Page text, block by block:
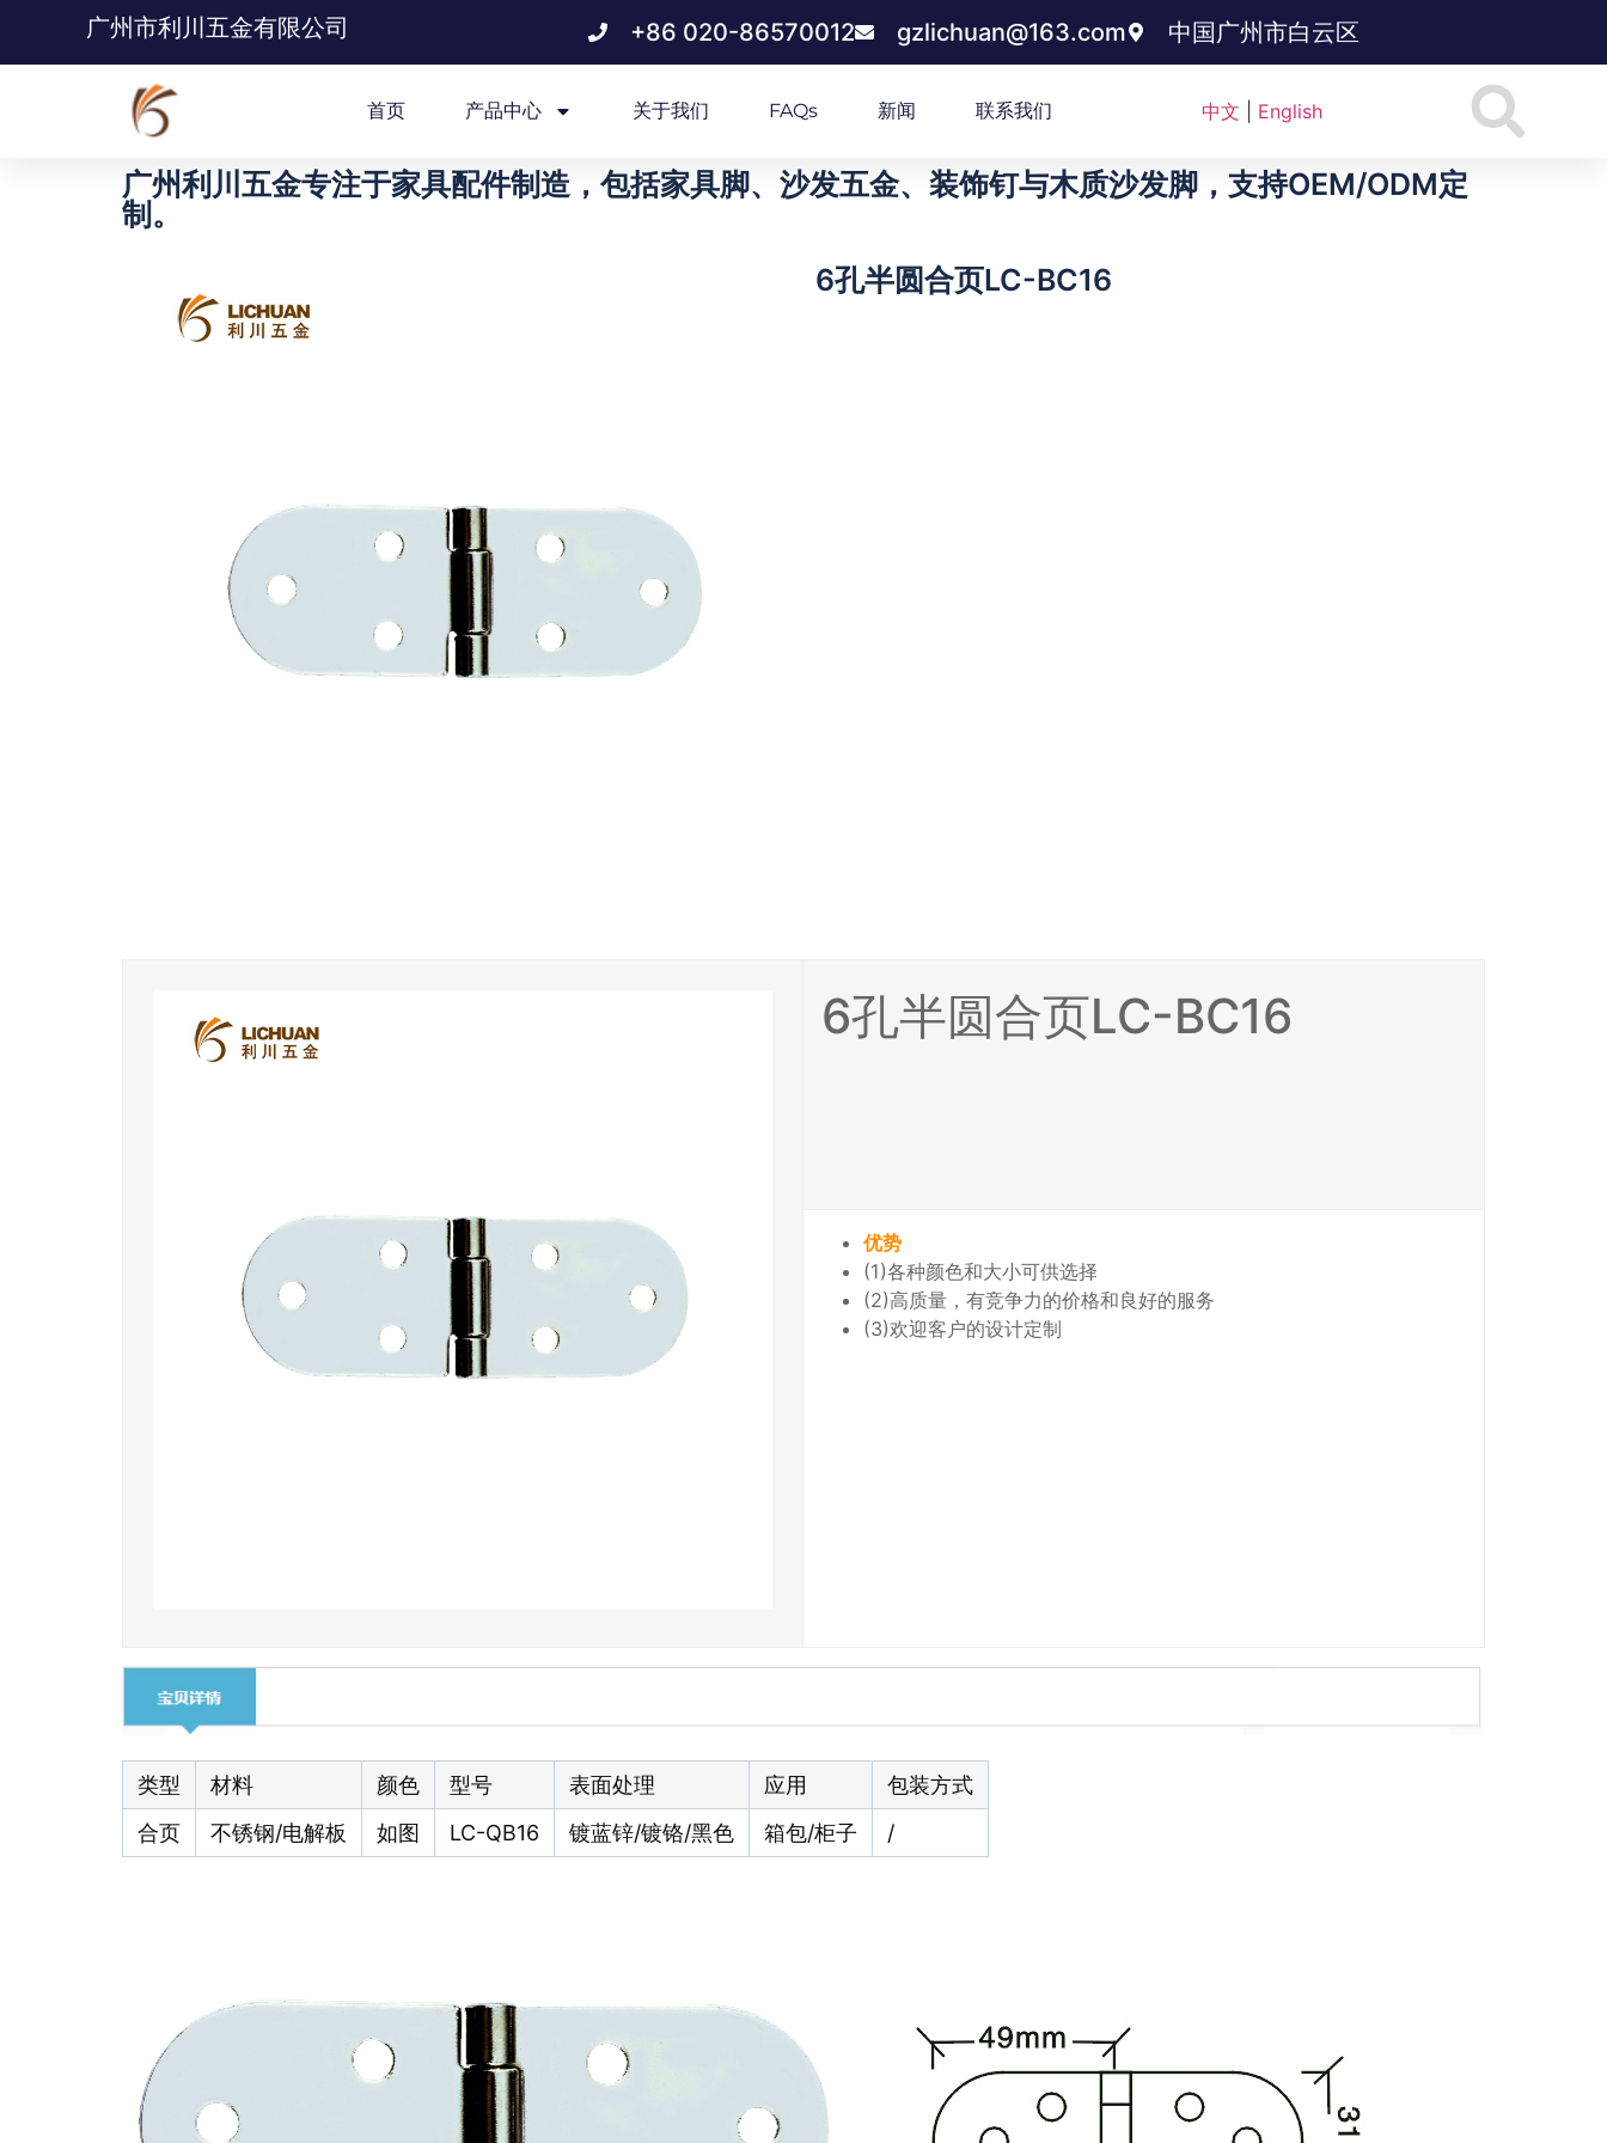
广州市利川五金有限公司 +86 020-86570012 gzlichuan@163.com 中国广州市白云区
首页 产品中心 关于我们 FAQs 新闻 联系我们 中文 English
广州利川五金专注于家具配件制造，包括家具脚、沙发五金、装饰钉与木质沙发脚，支持OEM/ODM定
制。
6孔半圆合页LC-BC16
6孔半圆合页LC-BC16
优势
(1)各种颜色和大小可供选择
(2)高质量，有竞争力的价格和良好的服务
(3)欢迎客户的设计定制
类型 材料 颜色 型号 表面处理 应用
包装方式
合页
不锈钢/电解板 如图 LC-QB16 镀蓝锌/镀铬/黑色 箱包/柜子 /